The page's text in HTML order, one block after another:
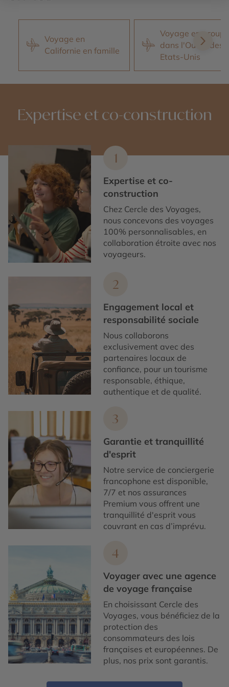
Voyage en
Californie en famille
Voyage en groupe
dans l'Ouest des
Etats-Unis
Expertise et co-construction
1
Expertise et co-
construction
Chez Cercle des Voyages,
nous concevons des voyages
100% personnalisables, en
collaboration étroite avec nos
voyageurs.
2
Engagement local et
responsabilité sociale
Nous collaborons
exclusivement avec des
partenaires locaux de
confiance, pour un tourisme
responsable, éthique,
authentique et de qualité.
3
Garantie et tranquillité
d'esprit
Notre service de conciergerie
francophone est disponible,
7/7 et nos assurances
Premium vous offrent une
tranquillité d'esprit vous
couvrant en cas d’imprévu.
4
Voyager avec une agence
de voyage française
En choisissant Cercle des
Voyages, vous bénéficiez de la
protection des
consommateurs des lois
françaises et européennes. De
plus, nos prix sont garantis.